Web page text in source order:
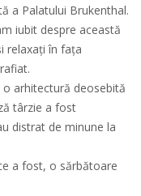
a Palatului Brukenthal.
iubit despre această
relaxați în fața
arhitectură deosebită
târzie a fost
distrat de minune la
a fost, o sărbătoare